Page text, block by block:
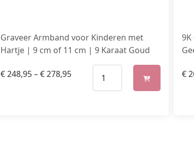
Graveer Armband voor Kinderen met
Hartje | 9 cm of 11 cm | 9 Karaat Goud
€248,95–€278,95 €